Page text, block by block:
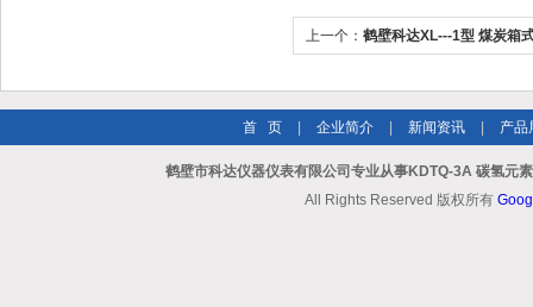
上一个： 鹤壁科达XL---1型 煤炭箱
首 页 企业简介 新闻资讯 产品
鹤壁市科达仪器仪表有限公司专业从事KDTQ-3A 碳氢元
All Rights Reserved 版权所有